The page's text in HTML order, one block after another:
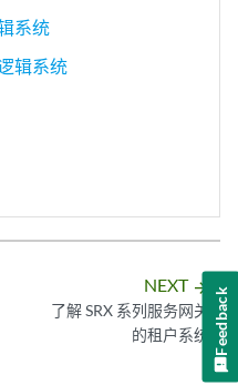
系统
辑系统
NEXT arrow_forward
了解 SRX 系列服务网关
的租户系统
Feedback